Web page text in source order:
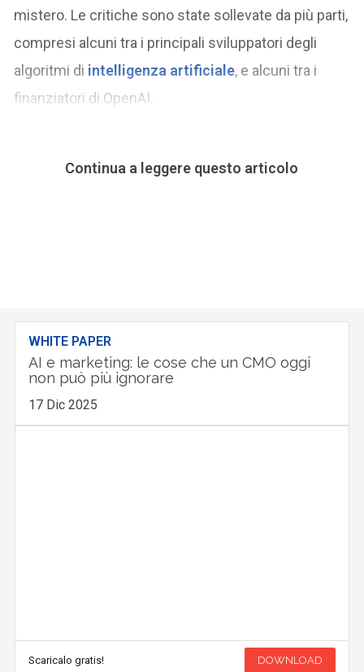
mistero. Le critiche sono state sollevate da più parti,
compresi alcuni tra i principali sviluppatori degli
algoritmi di intelligenza artificiale, e alcuni tra i
finanziatori di OpenAI.
Continua a leggere questo articolo
WHITE PAPER
AI e marketing: le cose che un CMO oggi
non può più ignorare
17 Dic 2025
Scaricalo gratis! DOWNLOAD